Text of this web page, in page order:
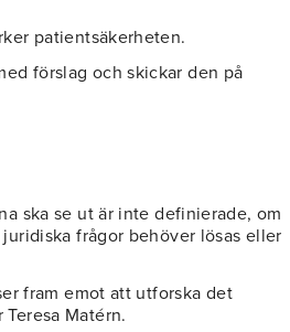
patientsäkerheten.
förslag och skickar den på
ska se ut är inte definierade, om
frågor behöver lösas eller
fram emot att utforska det
Matérn.